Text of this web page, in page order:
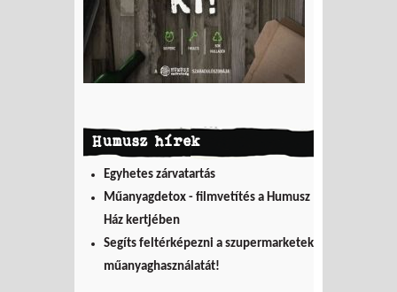
Humusz hírek
Egyhetes zárvatartás
Műanyagdetox - filmvetítés a Humusz
Ház kertjében
Segíts feltérképezni a szupermarketek
műanyaghasználatát!